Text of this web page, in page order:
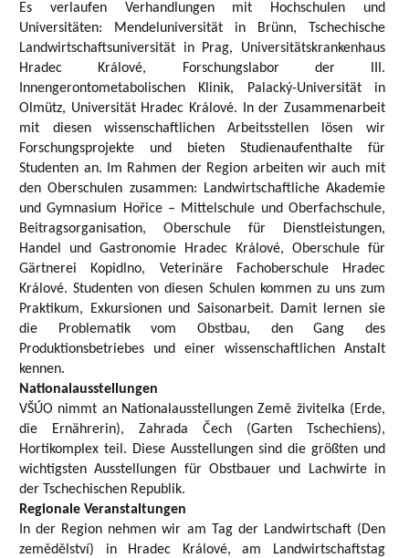
Es verlaufen Verhandlungen mit Hochschulen und
Universitäten: Mendeluniversität in Brünn, Tschechische
Landwirtschaftsuniversität in Prag, Universitätskrankenhaus
Hradec Králové, Forschungslabor der III.
Innengerontometabolischen Klinik, Palacký-Universität in
Olmütz, Universität Hradec Králové. In der Zusammenarbeit
mit diesen wissenschaftlichen Arbeitsstellen lösen wir
Forschungsprojekte und bieten Studienaufenthalte für
Studenten an. Im Rahmen der Region arbeiten wir auch mit
den Oberschulen zusammen: Landwirtschaftliche Akademie
und Gymnasium Hořice – Mittelschule und Oberfachschule,
Beitragsorganisation, Oberschule für Dienstleistungen,
Handel und Gastronomie Hradec Králové, Oberschule für
Gärtnerei Kopidlno, Veterinäre Fachoberschule Hradec
Králové. Studenten von diesen Schulen kommen zu uns zum
Praktikum, Exkursionen und Saisonarbeit. Damit lernen sie
die Problematik vom Obstbau, den Gang des
Produktionsbetriebes und einer wissenschaftlichen Anstalt
kennen.
Nationalausstellungen
VŠÚO nimmt an Nationalausstellungen Země živitelka (Erde,
die Ernährerin), Zahrada Čech (Garten Tschechiens),
Hortikomplex teil. Diese Ausstellungen sind die größten und
wichtigsten Ausstellungen für Obstbauer und Lachwirte in
der Tschechischen Republik.
Regionale Veranstaltungen
In der Region nehmen wir am Tag der Landwirtschaft (Den
zemědělství) in Hradec Králové, am Landwirtschaftstag